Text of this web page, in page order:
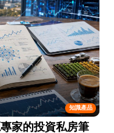
知識產品
家的投資私房筆